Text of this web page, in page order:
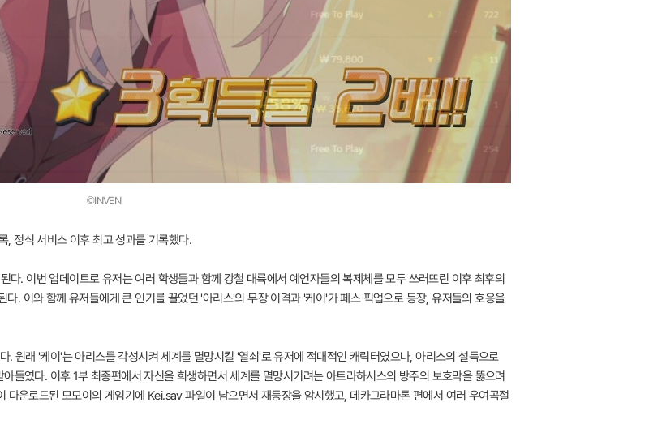
©INVEN
, 정식 서비스 이후 최고 성과를 기록했다.
. 이번 업데이트로 유저는 여러 학생들과 함께 강철 대륙에서 예언자들의 복제체를 모두 쓰러뜨린 이후 최후의
. 이와 함께 유저들에게 큰 인기를 끌었던 '아리스'의 무장 이격과 '케이'가 페스 픽업으로 등장, 유저들의 호응을
원래 '케이'는 아리스를 각성시켜 세계를 멸망시킬 '열쇠'로 유저에 적대적인 캐릭터였으나, 아리스의 설득으로
들였다. 이후 1부 최종편에서 자신을 희생하면서 세계를 멸망시키려는 아트라하시스의 방주의 보호막을 뚫으려
운로드된 모모이의 게임기에 Kei.sav 파일이 남으면서 재등장을 암시했고, 데카그라마톤 편에서 여러 우여곡절